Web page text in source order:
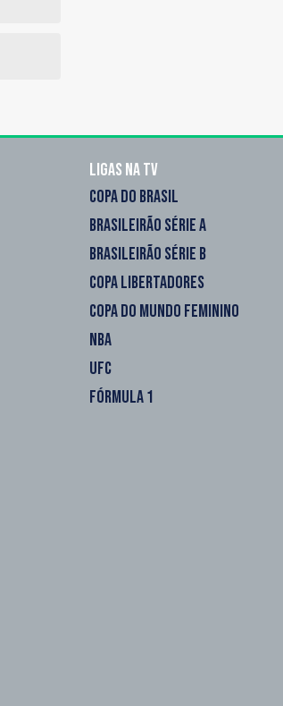
Ligas na TV
COPA DO BRASIL
BRASILEIRÃO SÉRIE A
BRASILEIRÃO SÉRIE B
COPA LIBERTADORES
COPA DO MUNDO FEMININO
NBA
UFC
FÓRMULA 1